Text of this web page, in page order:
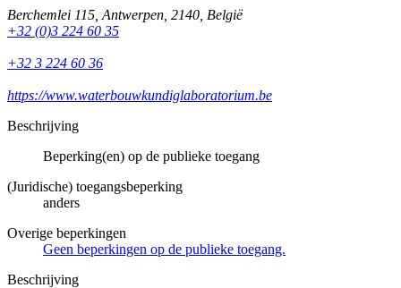
Berchemlei 115 Antwerpen 2140 België
+32 (0)3 224 60 35
+32 3 224 60 36
https://www.waterbouwkundiglaboratorium.be
Beschrijving
Beperking(en) op de publieke toegang
(Juridische) toegangsbeperking
anders
Overige beperkingen
Geen beperkingen op de publieke toegang.
Beschrijving